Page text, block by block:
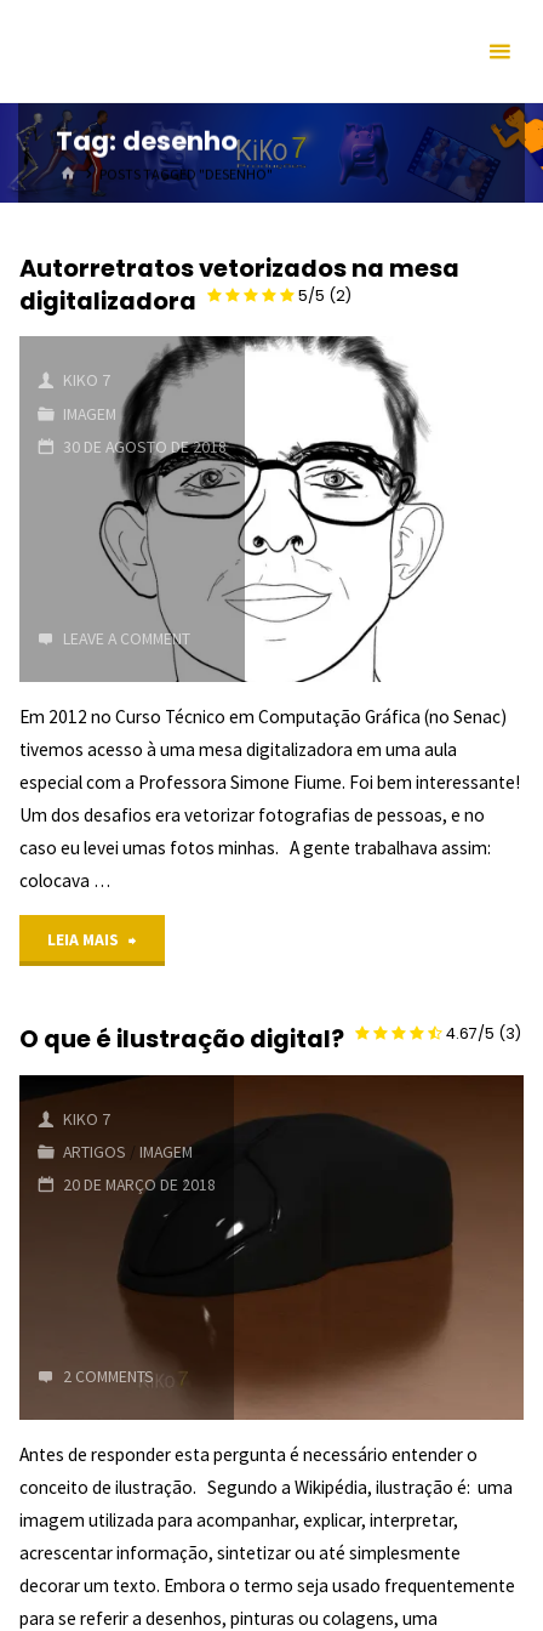
Tag: desenho
HOMEPOSTS TAGGED "DESENHO"
Autorretratos vetorizados na mesa
digitalizadora
5/5 (2)
KIKO 7
IMAGEM
30 DE AGOSTO DE 2018
LEAVE A COMMENT
Em 2012 no Curso Técnico em Computação Gráfica (no Senac)
tivemos acesso à uma mesa digitalizadora em uma aula
especial com a Professora Simone Fiume. Foi bem interessante!
Um dos desafios era vetorizar fotografias de pessoas, e no
caso eu levei umas fotos minhas. A gente trabalhava assim:
colocava …
LEIA MAIS
na
digitalizadora
5/5
(2)
"
O que é ilustração digital? 4.67/5 (3)
KIKO 7
ARTIGOS / IMAGEM
20 DE MARÇO DE 2018
2 COMMENTS
Antes de responder esta pergunta é necessário entender o
conceito de ilustração. Segundo a Wikipédia, ilustração é: uma
imagem utilizada para acompanhar, explicar, interpretar,
acrescentar informação, sintetizar ou até simplesmente
decorar um texto. Embora o termo seja usado frequentemente
para se referir a desenhos, pinturas ou colagens, uma